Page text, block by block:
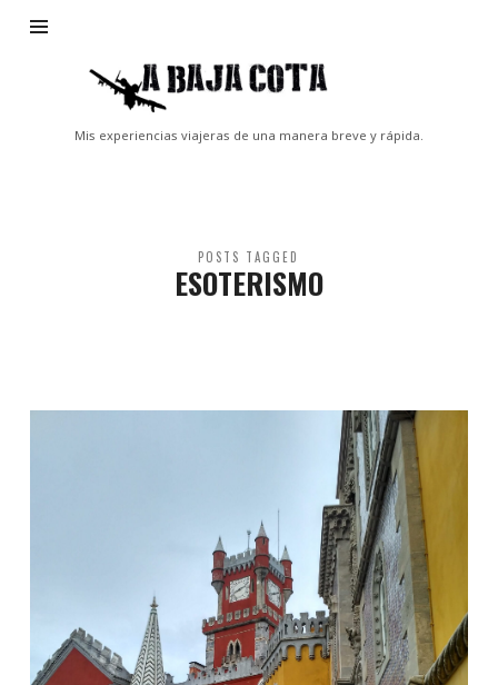
Baja
Cota
Mis experiencias viajeras de una manera breve y rápida.
POSTS TAGGED
ESOTERISMO